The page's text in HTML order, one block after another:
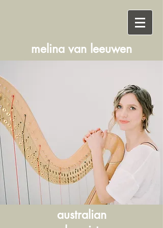
melina van leeuwen
australian